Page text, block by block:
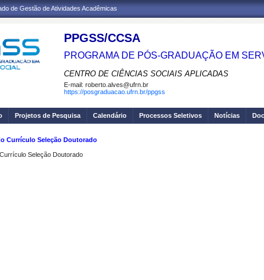
de Gestão de Atividades Acadêmicas
PPGSS/CCSA
PROGRAMA DE PÓS-GRADUAÇÃO EM
CENTRO DE CIÊNCIAS SOCIAIS APLICADAS
E-mail: roberto.alves@ufrn.br
https://posgraduacao.ufrn.br/ppgss
Projetos de Pesquisa Calendário Processos Seletivos Notícias
Currículo Seleção Doutorado
Seleção Doutorado